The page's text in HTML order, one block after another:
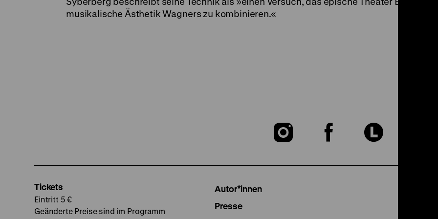
musikalische Ästhetik Wagners zu kombinieren.«
Zu
Zu
Zu
Tickets
Eintritt 5 €
Geänderte Preise sind im Programm
Autor*innen
Presse